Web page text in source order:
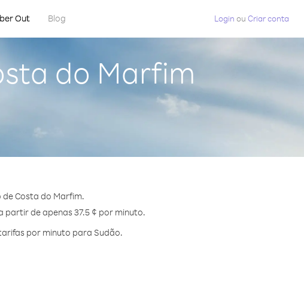
Out Blog Login ou Criar conta
do Marfim
Costa do Marfim.
de apenas 37.5 ¢ por minuto.
por minuto para Sudão.